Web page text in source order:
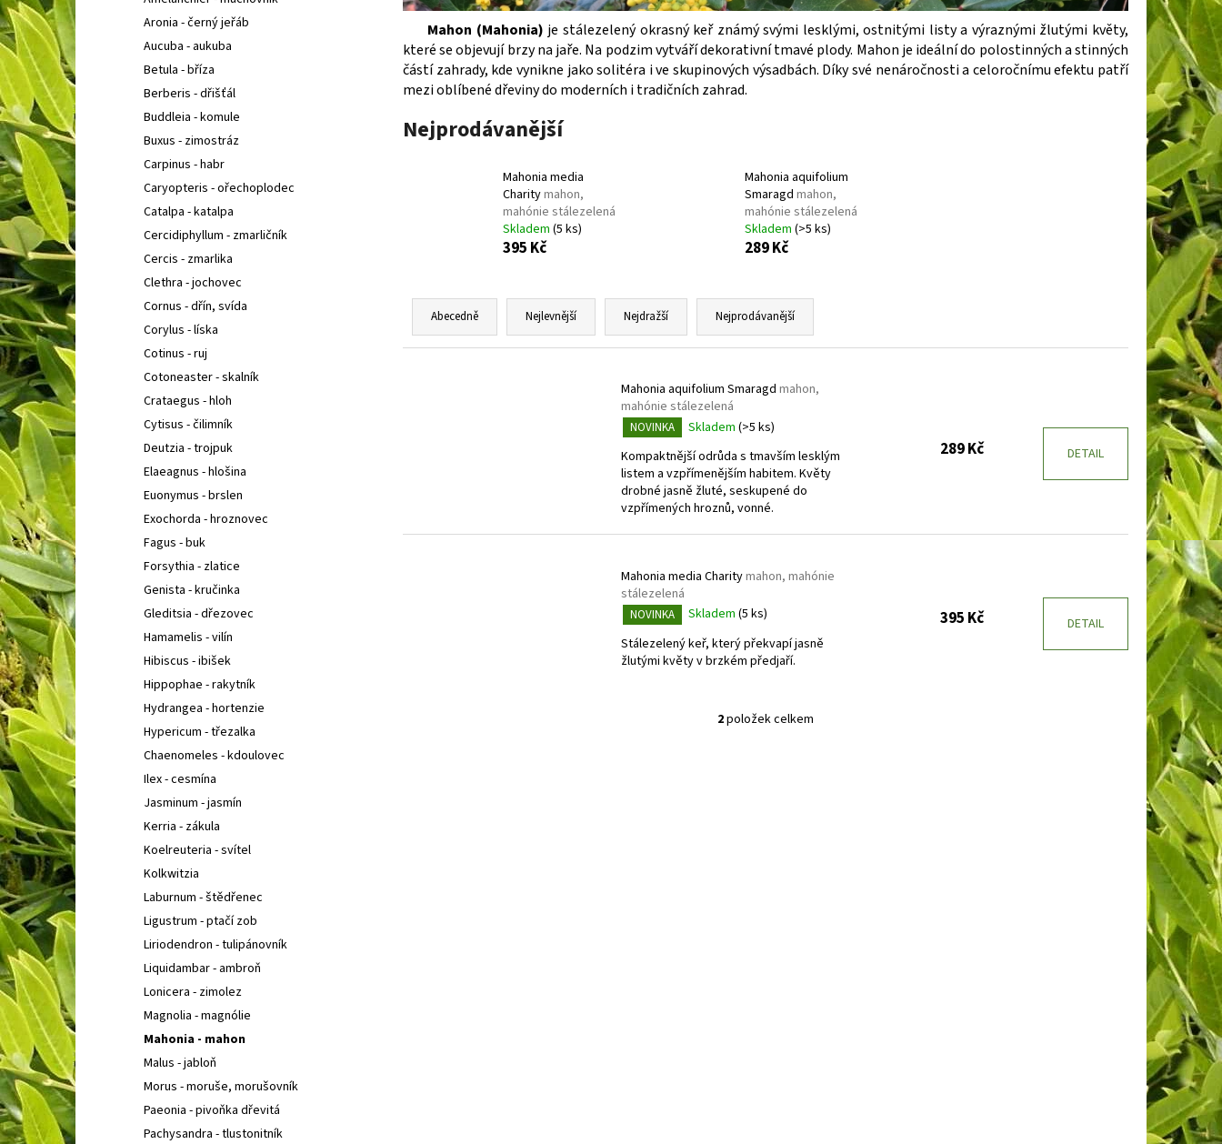
l
Aronia - černý jeřáb
Aucuba - aukuba
Betula - bříza
Berberis - dřišťál
Buddleia - komule
Buxus - zimostráz
Carpinus - habr
Caryopteris - ořechoplodec
Catalpa - katalpa
Cercidiphyllum - zmarličník
Cercis - zmarlika
Clethra - jochovec
Cornus - dřín, svída
Corylus - líska
Cotinus - ruj
Cotoneaster - skalník
Crataegus - hloh
Cytisus - čilimník
Deutzia - trojpuk
Elaeagnus - hlošina
Euonymus - brslen
Exochorda - hroznovec
Fagus - buk
Forsythia - zlatice
Genista - kručinka
Gleditsia - dřezovec
Hamamelis - vilín
Hibiscus - ibišek
Hippophae - rakytník
Hydrangea - hortenzie
Hypericum - třezalka
Chaenomeles - kdoulovec
Ilex - cesmína
Jasminum - jasmín
Kerria - zákula
Koelreuteria - svítel
Kolkwitzia
Laburnum - štědřenec
Ligustrum - ptačí zob
Liriodendron - tulipánovník
Liquidambar - ambroň
Lonicera - zimolez
Magnolia - magnólie
Mahonia - mahon
Malus - jabloň
Morus - moruše, morušovník
Paeonia - pivoňka dřevitá
Pachysandra - tlustonitník
Mahon (Mahonia) je stálezelený okrasný keř známý svými lesklými, ostnitými listy a výraznými žlutými květy,
které se objevují brzy na jaře. Na podzim vytváří dekorativní tmavé plody. Mahon je ideální do polostinných a stinných
částí zahrady, kde vynikne jako solitéra i ve skupinových výsadbách. Díky své nenáročnosti a celoročnímu efektu patří
mezi oblíbené dřeviny do moderních i tradičních zahrad.
Nejprodávanější
Mahonia media
Charitymahon,
mahónie stálezelená
Skladem (5 ks)
395 Kč
Mahonia aquifolium
Smaragd mahon,
mahónie stálezelená
Skladem (>5 ks)
289 Kč
Ř
z
u
Abecedně Nejlevnější Nejdražší Nejprodávanější
o
Mahonia aquifolium Smaragd mahon,
mahónie stálezelená
NOVINKA Skladem (>5 ks)
Kompaktnější odrůda s tmavším lesklým
listem a vzpřímenějším habitem. Květy
drobné jasně žluté, seskupené do
vzpřímených hroznů, vonné.
289 Kč DETAIL
Mahonia media Charitymahon, mahónie
stálezelená
NOVINKA Skladem (5 ks)
Stálezelený keř, který překvapí jasně
žlutými květy v brzkém předjaří.
395 Kč DETAIL
O
2položek celkem
CHOCOLATEROZCHODNÍK NACHOVÝ
ROZCHODNÍK NACHOVÝ
97 Kč
ZAHRADNÍ
143 Kč